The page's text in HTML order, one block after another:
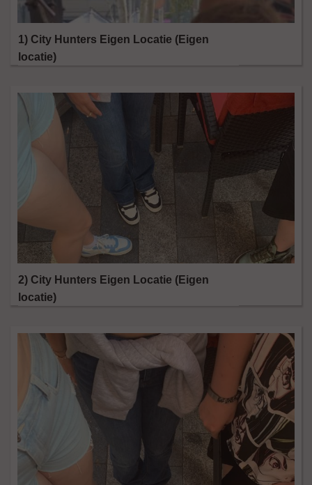
1) City Hunters Eigen Locatie (Eigen
locatie)
2) City Hunters Eigen Locatie (Eigen
locatie)